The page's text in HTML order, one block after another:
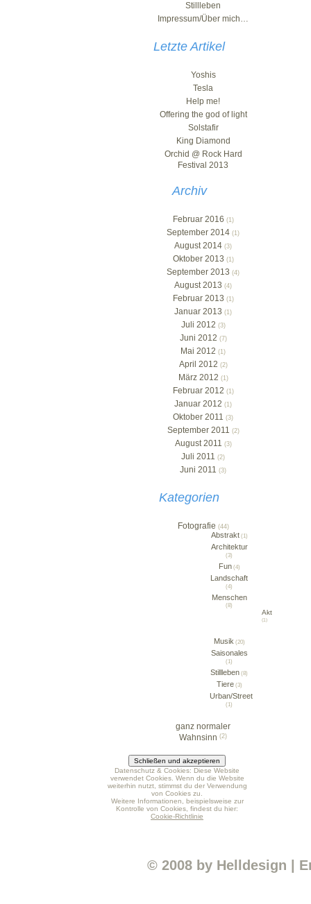
Stillleben
Impressum/Über mich…
Letzte Artikel
Yoshis
Tesla
Help me!
Offering the god of light
Solstafir
King Diamond
Orchid @ Rock Hard
Festival 2013
Archiv
Februar 2016 (1)
September 2014 (1)
August 2014 (3)
Oktober 2013 (1)
September 2013 (4)
August 2013 (4)
Februar 2013 (1)
Januar 2013 (1)
Juli 2012 (3)
Juni 2012 (7)
Mai 2012 (1)
April 2012 (2)
März 2012 (1)
Februar 2012 (1)
Januar 2012 (1)
Oktober 2011 (3)
September 2011 (2)
August 2011 (3)
Juli 2011 (2)
Juni 2011 (3)
Kategorien
Fotografie (44)
Abstrakt(1)
Architektur
(3)
Fun(4)
Landschaft
(4)
Menschen
(8)
Akt
(1)
Musik(20)
Saisonales
(1)
Stillleben (8)
Tiere(3)
Urban/Street
(1)
ganz normaler
Wahnsinn (2)
Datenschutz & Cookies: Diese Website
verwendet Cookies. Wenn du die Website
weiterhin nutzt, stimmst du der Verwendung
von Cookies zu.
Weitere Informationen, beispielsweise zur
Kontrolle von Cookies, findest du hier:
Cookie-Richtlinie
© 2008 by Helldesign